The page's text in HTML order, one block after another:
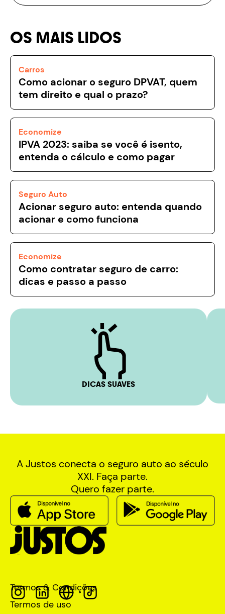
OS MAIS LIDOS
Carros
Como acionar o seguro DPVAT, quem
tem direito e qual o prazo?
Economize
IPVA 2023: saiba se você é isento,
entenda o cálculo e como pagar
Seguro Auto
Acionar seguro auto: entenda quando
acionar e como funciona
Economize
Como contratar seguro de carro:
dicas e passo a passo
DICAS SUAVES
A Justos conecta o seguro auto ao século
XXI. Faça parte.
Quero fazer parte.
Termos & Condições
Termos de uso